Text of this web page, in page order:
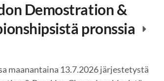
Demostration &
pronssia
maanantaina 13.7.2026 järjestetystä